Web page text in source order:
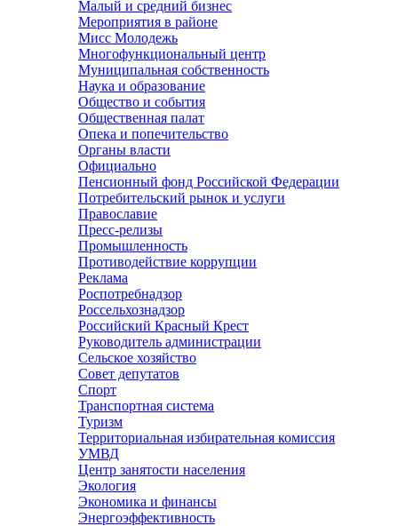
Малый и средний бизнес
Мероприятия в районе
Мисс Молодежь
Многофункциональный центр
Муниципальная собственность
Наука и образование
Общество и события
Общественная палат
Опека и попечительство
Органы власти
Официально
Пенсионный фонд Российской Федерации
Потребительский рынок и услуги
Православие
Пресс-релизы
Промышленность
Противодействие коррупции
Реклама
Роспотребнадзор
Россельхознадзор
Российский Красный Крест
Руководитель администрации
Сельское хозяйство
Совет депутатов
Спорт
Транспортная система
Туризм
Территориальная избирательная комиссия
УМВД
Центр занятости населения
Экология
Экономика и финансы
Энергоэффективность